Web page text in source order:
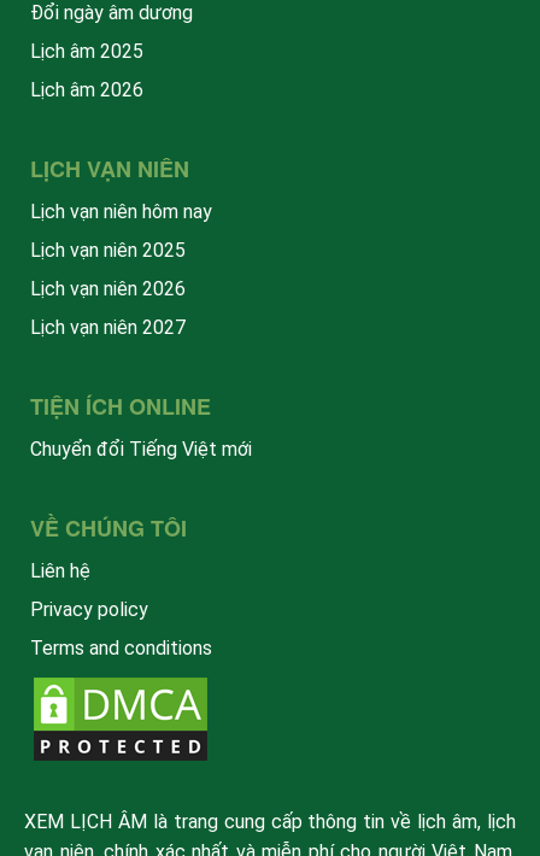
Đổi ngày âm dương
Lịch âm 2025
Lịch âm 2026
LỊCH VẠN NIÊN
Lịch vạn niên hôm nay
Lịch vạn niên 2025
Lịch vạn niên 2026
Lịch vạn niên 2027
TIỆN ÍCH ONLINE
Chuyển đổi Tiếng Việt mới
VỀ CHÚNG TÔI
Liên hệ
Privacy policy
Terms and conditions
XEM LỊCH ÂM là trang cung cấp thông tin về lịch âm, lịch